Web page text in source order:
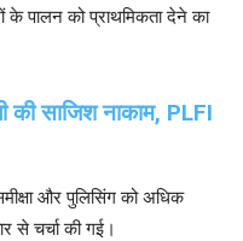
के पालन को प्राथमिकता देने का
साजिश नाकाम, PLFI
और पुलिसिंग को अधिक
से चर्चा की गई।